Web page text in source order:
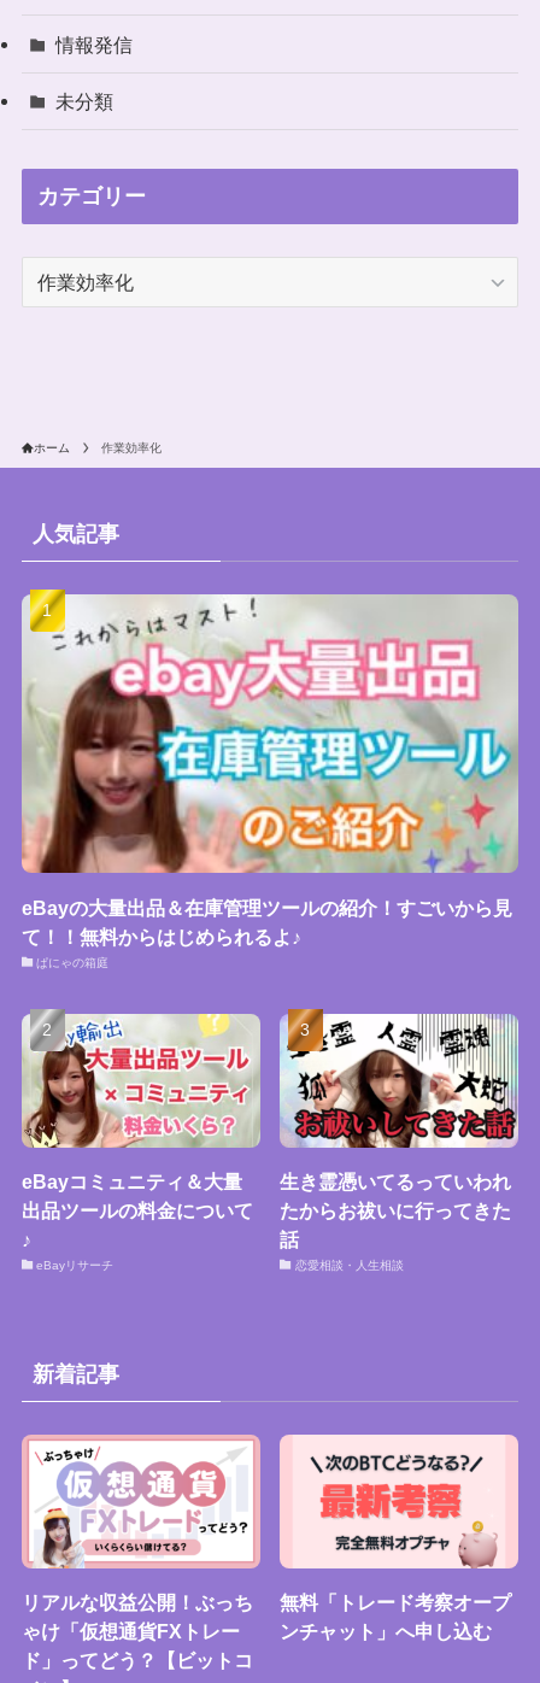
情報発信
未分類
カテゴリー
ホーム 作業効率化
人気記事
eBayの大量出品＆在庫管理ツールの紹介！すごいから見
て！！無料からはじめられるよ♪
ぱにゃの箱庭
eBayコミュニティ＆大量
出品ツールの料金について
♪
eBayリサーチ
生き霊憑いてるっていわれ
たからお祓いに行ってきた
話
恋愛相談・人生相談
新着記事
リアルな収益公開！ぶっち
ゃけ「仮想通貨FXトレー
ド」ってどう？【ビットコ
無料「トレード考察オープ
ンチャット」へ申し込む